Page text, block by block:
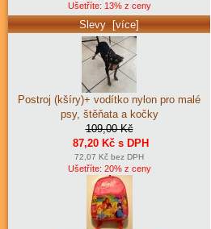
Ušetříte: 13% z ceny
Slevy [více]
Postroj (kšíry)+ vodítko nylon pro malé
psy, štěňata a kočky
109,00 Kč
87,20 Kč s DPH
72,07 Kč bez DPH
Ušetříte: 20% z ceny